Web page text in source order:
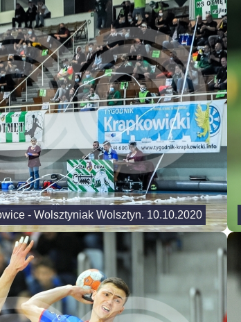
- Wolsztyniak Wolsztyn. 10.10.2020